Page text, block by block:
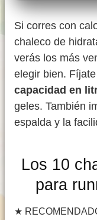
Si corres con
chaleco de
verás los más
elegir bien. Fíjate
capacidad en
geles. También
espalda y la
Los 10
para
★